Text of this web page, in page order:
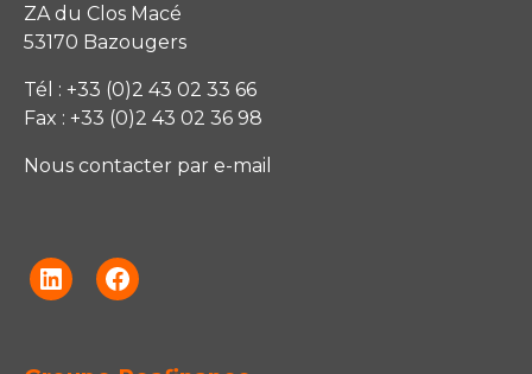
ZA du Clos Macé
53170 Bazougers
Tél : +33 (0)2 43 02 33 66
Fax : +33 (0)2 43 02 36 98
Nous contacter par e-mail
LinkedinFacebook